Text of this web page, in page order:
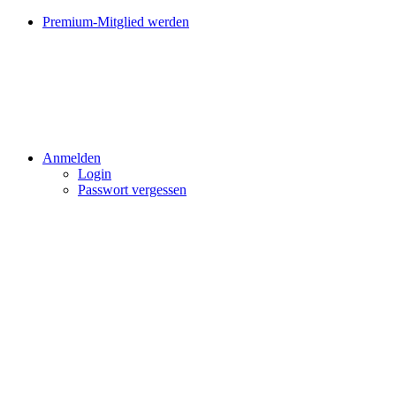
Premium-Mitglied werden
Anmelden
Login
Passwort vergessen